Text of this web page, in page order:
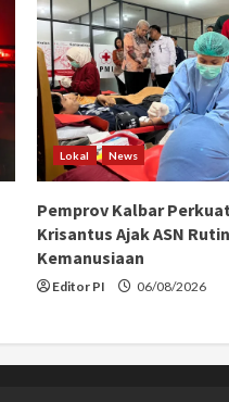
Lokal News
Pemprov Kalbar
Krisantus Ajak ASN
Kemanusiaan
Editor PI 06/08/2026